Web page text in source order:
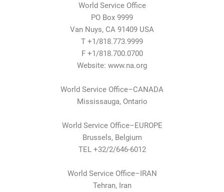
World Service Office
PO Box 9999
Van Nuys, CA 91409 USA
T +1/818.773.9999
F +1/818.700.0700
Website: www.na.org
World Service Office–CANADA
Mississauga, Ontario
World Service Office–EUROPE
Brussels, Belgium
TEL +32/2/646-6012
World Service Office–IRAN
Tehran, Iran